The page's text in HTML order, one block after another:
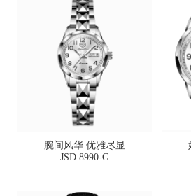
腕间风华 优雅尽显
JSD.8990-G